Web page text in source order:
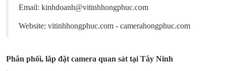
Email: kinhdoanh@vitinhhongphuc.com
Website: vitinhhongphuc.com - camerahongphuc.com
Phân phối, lắp đặt camera quan sát tại Tây Ninh